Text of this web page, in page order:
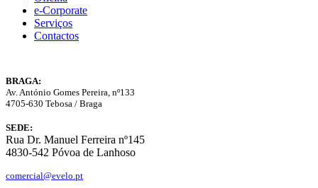
e-Corporate
Serviços
Contactos
BRAGA:
Av. António Gomes Pereira, nº133
4705-630 Tebosa / Braga
SEDE:
Rua Dr. Manuel Ferreira nº145
4830-542 Póvoa de Lanhoso
comercial@evelo.pt